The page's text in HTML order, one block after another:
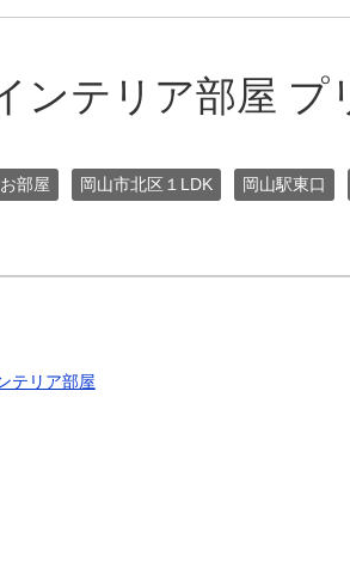
ンテリア部屋
部屋 岡山市北区１LDK 岡山駅東口
テリア部屋